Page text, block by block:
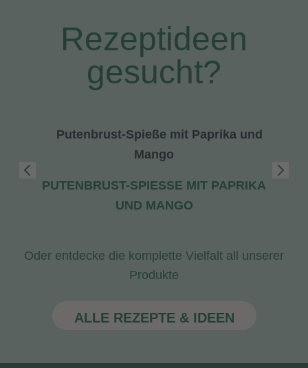
Rezeptideen
gesucht?
PUTENBRUST-SPIESSE MIT PAPRIKA U
ND MANGO
Oder entdecke die komplette Vielfalt all unserer
Produkte
ALLE REZEPTE & IDEEN